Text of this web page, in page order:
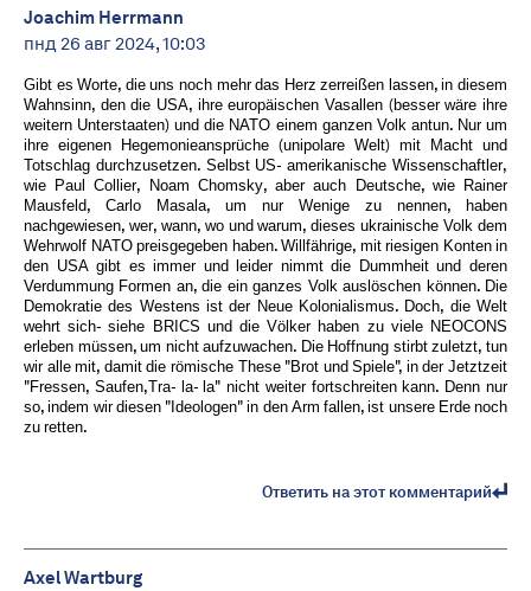
Joachim Herrmann
пнд 26 авг 2024, 10:03
Gibt es Worte, die uns noch mehr das Herz zerreißen lassen, in diesem
Wahnsinn, den die USA, ihre europäischen Vasallen (besser wäre ihre
weitern Unterstaaten) und die NATO einem ganzen Volk antun. Nur um
ihre eigenen Hegemonieansprüche (unipolare Welt) mit Macht und
Totschlag durchzusetzen. Selbst US- amerikanische Wissenschaftler,
wie Paul Collier, Noam Chomsky, aber auch Deutsche, wie Rainer
Mausfeld, Carlo Masala, um nur Wenige zu nennen, haben
nachgewiesen, wer, wann, wo und warum, dieses ukrainische Volk dem
Wehrwolf NATO preisgegeben haben. Willfährige, mit riesigen Konten in
den USA gibt es immer und leider nimmt die Dummheit und deren
Verdummung Formen an, die ein ganzes Volk auslöschen können. Die
Demokratie des Westens ist der Neue Kolonialismus. Doch, die Welt
wehrt sich- siehe BRICS und die Völker haben zu viele NEOCONS
erleben müssen, um nicht aufzuwachen. Die Hoffnung stirbt zuletzt, tun
wir alle mit, damit die römische These "Brot und Spiele", in der Jetztzeit
"Fressen, Saufen,Tra- la- la" nicht weiter fortschreiten kann. Denn nur
so, indem wir diesen "Ideologen" in den Arm fallen, ist unsere Erde noch
zu retten.
Ответить на этот комментарий
Axel Wartburg